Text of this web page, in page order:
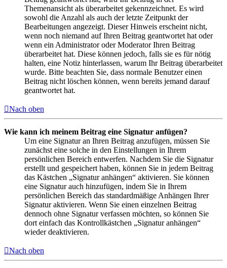
Themenansicht als überarbeitet gekennzeichnet. Es wird
sowohl die Anzahl als auch der letzte Zeitpunkt der
Bearbeitungen angezeigt. Dieser Hinweis erscheint nicht,
wenn noch niemand auf Ihren Beitrag geantwortet hat oder
wenn ein Administrator oder Moderator Ihren Beitrag
überarbeitet hat. Diese können jedoch, falls sie es für nötig
halten, eine Notiz hinterlassen, warum Ihr Beitrag überarbeitet
wurde. Bitte beachten Sie, dass normale Benutzer einen
Beitrag nicht löschen können, wenn bereits jemand darauf
geantwortet hat.
Nach oben
Wie kann ich meinem Beitrag eine Signatur anfügen?
Um eine Signatur an Ihren Beitrag anzufügen, müssen Sie
zunächst eine solche in den Einstellungen in Ihrem
persönlichen Bereich entwerfen. Nachdem Sie die Signatur
erstellt und gespeichert haben, können Sie in jedem Beitrag
das Kästchen „Signatur anhängen“ aktivieren. Sie können
eine Signatur auch hinzufügen, indem Sie in Ihrem
persönlichen Bereich das standardmäßige Anhängen Ihrer
Signatur aktivieren. Wenn Sie einen einzelnen Beitrag
dennoch ohne Signatur verfassen möchten, so können Sie
dort einfach das Kontrollkästchen „Signatur anhängen“
wieder deaktivieren.
Nach oben